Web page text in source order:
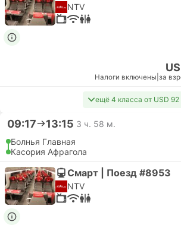
NTV
Налоги включены за
ещё 4 класса от USD 92
09:17 13:15 3 ч. 58 м.
Болнья Главная
Касория Афрагола
Смарт | Поезд #8953
NTV